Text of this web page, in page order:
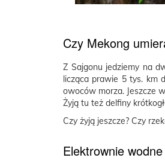
Czy Mekong
Z Sajgonu jedziemy na
licząca prawie 5 tys. km
owoców morza. Jeszcze
Żyją tu też delfiny
Czy żyją jeszcze? Czy
Elektrownie wodne